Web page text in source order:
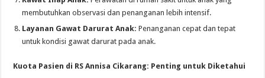
membutuhkan observasi dan penanganan lebih intensif.
Layanan Gawat Darurat Anak: Penanganan cepat dan tepat
untuk kondisi gawat darurat pada anak.
Kuota Pasien di RS Annisa Cikarang: Penting untuk Diketahui